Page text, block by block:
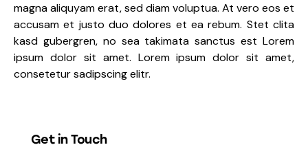
magna aliquyam erat, sed diam voluptua. At vero eos et
accusam et justo duo dolores et ea rebum. Stet clita
kasd gubergren, no sea takimata sanctus est Lorem
ipsum dolor sit amet. Lorem ipsum dolor sit amet,
consetetur sadipscing elitr.
Get in Touch